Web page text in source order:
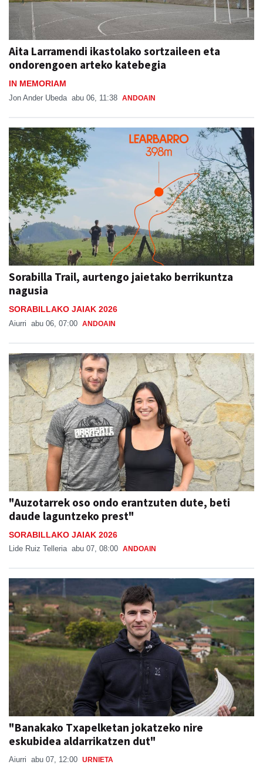
Aita Larramendi ikastolako sortzaileen eta
ondorengoen arteko katebegia
IN MEMORIAM
Jon Ander Ubeda abu 06, 11:38 ANDOAIN
Sorabilla Trail, aurtengo jaietako berrikuntza
nagusia
SORABILLAKO JAIAK 2026
Aiurri abu 06, 07:00 ANDOAIN
"Auzotarrek oso ondo erantzuten dute, beti
daude laguntzeko prest"
SORABILLAKO JAIAK 2026
Lide Ruiz Telleria abu 07, 08:00 ANDOAIN
"Banakako Txapelketan jokatzeko nire
eskubidea aldarrikatzen dut"
Aiurri abu 07, 12:00 URNIETA